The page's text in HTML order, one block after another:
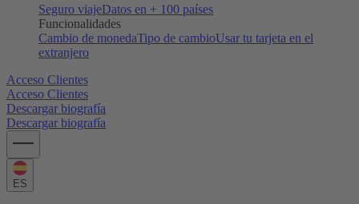
Seguro viajeDatos en + 100 países
Funcionalidades
Cambio de monedaTipo de cambioUsar tu tarjeta en el
extranjero
Acceso Clientes
Acceso Clientes
Descargar biografía
Descargar biografía
ES